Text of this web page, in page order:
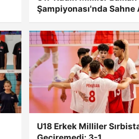
Şampiyonası'nda Sahne
U18 Erkek Milliler